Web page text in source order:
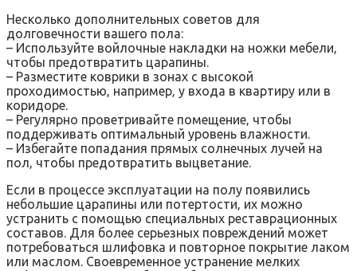
Несколько дополнительных советов для
долговечности вашего пола:
– Используйте войлочные накладки на ножки мебели‚
чтобы предотвратить царапины.
– Разместите коврики в зонах с высокой
проходимостью‚ например‚ у входа в квартиру или в
коридоре.
– Регулярно проветривайте помещение‚ чтобы
поддерживать оптимальный уровень влажности.
– Избегайте попадания прямых солнечных лучей на
пол‚ чтобы предотвратить выцветание.
Если в процессе эксплуатации на полу появились
небольшие царапины или потертости‚ их можно
устранить с помощью специальных реставрационных
составов. Для более серьезных повреждений может
потребоваться шлифовка и повторное покрытие лаком
или маслом. Своевременное устранение мелких